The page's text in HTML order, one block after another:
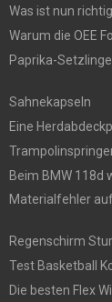
Was ist nun
Warum die OEE
Paprika-
Sahnekapseln
Eine
Beim BMW 118d
Materialfehler
Regenschirm
Test Basketball
Die besten Flex